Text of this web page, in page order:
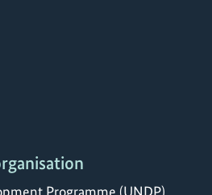
Programme (UNDP)